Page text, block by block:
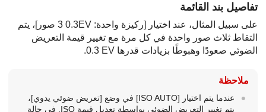
تفاصيل بند القائمة
على سبيل المثال، عند اختيار [ركيزة واحدة: ‎0.3EV‏ 3 صور]
، يتم
التقاط ثلاث صور واحدة في كل مرة مع تغيير قيمة التعريض
الضوئي صعودًا وهبوطًا بزيادات قدرها ‎0.3 EV.
ملاحظة
عندما يتم اختيار [‏‎ISO AUTO‎‏] في وضع [تعريض ضوئي يدوي]،
يتم تغيير التعريض الضوئي بواسطة تعديل قيمة ISO. في حالة